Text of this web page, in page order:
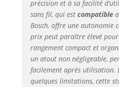
est
de
les
précision et à sa facilité
sans fil, qui est compatible
Bosch, offre une autonomie
prix peut paraître élevé
rangement compact et
un atout non négligeable,
facilement après utilisation.
quelques limitations, cette